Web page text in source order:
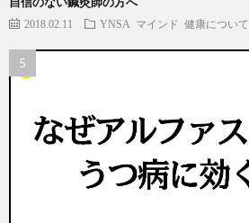
2018.02.11 YNSA マインド 健康について